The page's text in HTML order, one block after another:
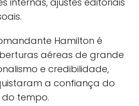
Hamilton é
aéreas de grande
e credibilidade,
a confiança do
tempo.